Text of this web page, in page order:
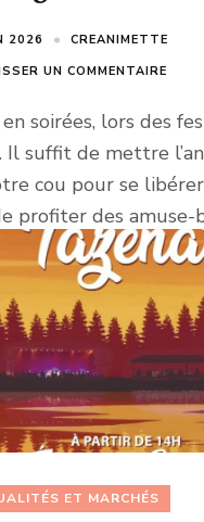
2026
CREANIMETTE
UN COMMENTAIRE
soirées, lors des
Il suffit de mettre
cou pour se
profiter des amuse-
LA LECTURE
ET MARCHÉS